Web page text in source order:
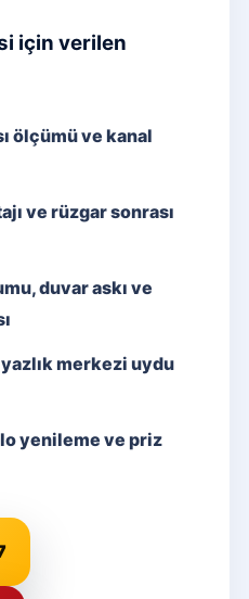
için verilen
ölçümü ve kanal
ve rüzgar sonrası
duvar askı ve
merkezi uydu
yenileme ve priz